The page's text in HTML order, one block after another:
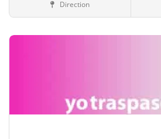
Talleres Direction